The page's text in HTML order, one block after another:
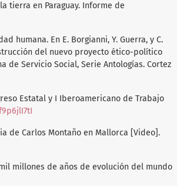
tierra en Paraguay. Informe de
humana. En E. Borgianni, Y. Guerra, y C.
del nuevo proyecto ético-político
de Servicio Social, Serie Antologías. Cortez
Estatal y I Iberoamericano de Trabajo
de Carlos Montaño en Mallorca [Video].
mil millones de años de evolución del mundo